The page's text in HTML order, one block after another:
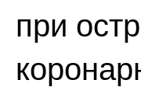
при